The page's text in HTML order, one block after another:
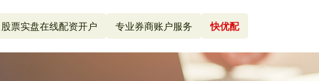
股票实盘在线配资开户 专业券商账户服务 快优配